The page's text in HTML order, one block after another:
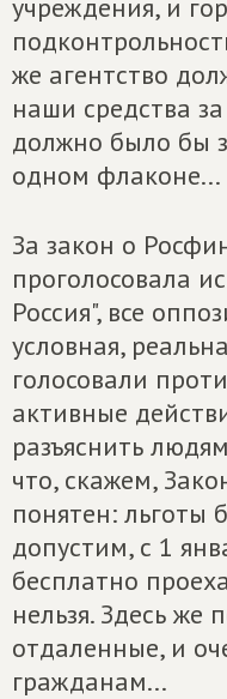
учреждения, и
же агентство
наши средства
должно было бы
одном флаконе...
За закон о
проголосовала
Россия", все
условная,
голосовали
активные
разъяснить
что, скажем,
понятен: льготы
допустим, с 1
бесплатно
нельзя. Здесь же
отдаленные, и
гражданам...